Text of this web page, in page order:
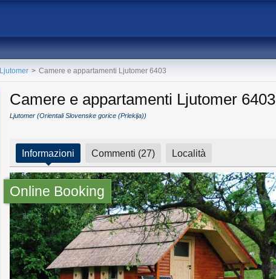
Ljutomer > Camere e appartamenti Ljutomer 6403
Camere e appartamenti Ljutomer 6403
Ljutomer (Orientali Slovenske gorice (Prlekija))
Informazioni Commenti (27) Località
Online Booking